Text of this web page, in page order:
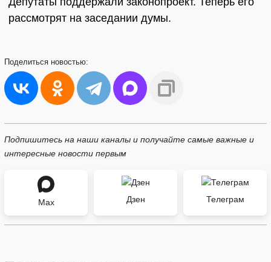
рассмотрят на заседании думы.
Поделиться новостью:
Подпишитесь на наши каналы и получайте самые важные и
интересные новости первым
Max Дзен Телеграм